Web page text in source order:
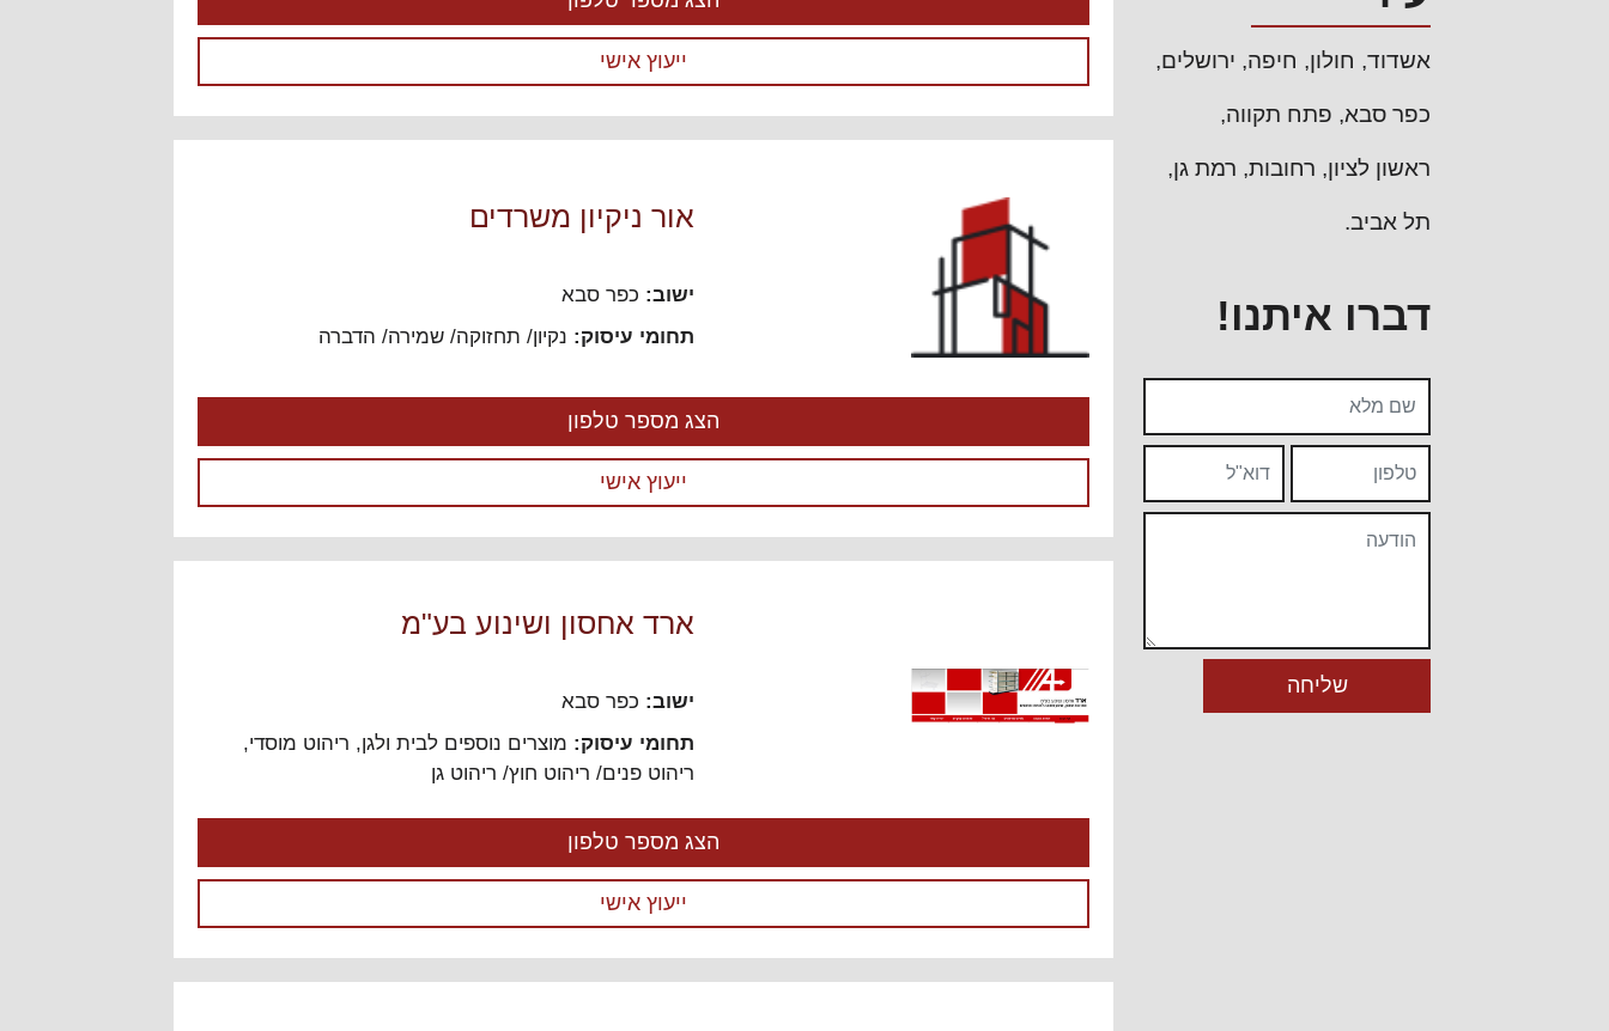
אשדוד חולון חיפה ירושלים
כפר סבא פתח תקווה
ראשון לציון רחובות רמת גן
תל אביב
דברו איתנו!
ייעוץ אישי
אור ניקיון משרדים
ישוב: כפר סבא
תחומי עיסוק: נקיון/ תחזוקה/ שמירה/ הדברה
הצג מספר טלפון
ייעוץ אישי
ארד אחסון ושינוע בע"מ
ישוב: כפר סבא
תחומי עיסוק: מוצרים נוספים לבית ולגן, ריהוט מוסדי,
ריהוט פנים/ ריהוט חוץ/ ריהוט גן
הצג מספר טלפון
ייעוץ אישי